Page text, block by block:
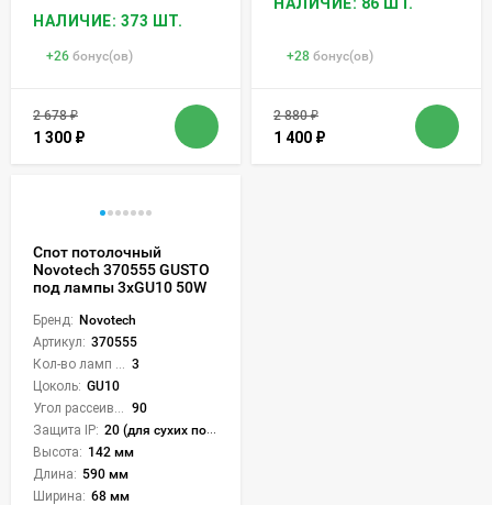
НАЛИЧИЕ: 373 ШТ.
+26 бонус(ов)
2 678₽
1 300 ₽
+28 бонус(ов)
2 880₽
1 400 ₽
Спот потолочный
Novotech 370555 GUSTO
под лампы 3xGU10 50W
Бренд: Novotech
Артикул: 370555
3
Цоколь: GU10
90
Защита IP: 20 (для сухих пом.)
Высота: 142 мм
Длина: 590 мм
Ширина: 68 мм